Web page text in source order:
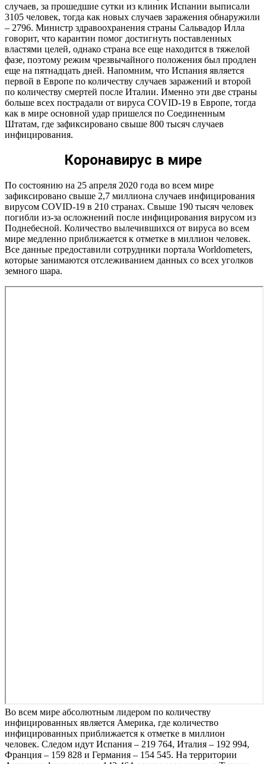
случаев, за прошедшие сутки из клиник Испании выписали
3105 человек, тогда как новых случаев заражения обнаружили
– 2796. Министр здравоохранения страны Сальвадор Илла
говорит, что карантин помог достигнуть поставленных
властями целей, однако страна все еще находится в тяжелой
фазе, поэтому режим чрезвычайного положения был продлен
еще на пятнадцать дней. Напомним, что Испания является
первой в Европе по количеству случаев заражений и второй
по количеству смертей после Италии. Именно эти две страны
больше всех пострадали от вируса COVID-19 в Европе, тогда
как в мире основной удар пришелся по Соединенным
Штатам, где зафиксировано свыше 800 тысяч случаев
инфицирования.
Коронавирус в мире
По состоянию на 25 апреля 2020 года во всем мире
зафиксировано свыше 2,7 миллиона случаев инфицирования
вирусом COVID-19 в 210 странах. Свыше 190 тысяч человек
погибли из-за осложнений после инфицирования вирусом из
Поднебесной. Количество вылечившихся от вируса во всем
мире медленно приближается к отметке в миллион человек.
Все данные предоставили сотрудники портала Worldometers,
которые занимаются отслеживанием данных со всех уголков
земного шара.
Во всем мире абсолютным лидером по количеству
инфицированных является Америка, где количество
инфицированных приближается к отметке в миллион
человек. Следом идут Испания – 219 764, Италия – 192 994,
Франция – 159 828 и Германия – 154 545. На территории